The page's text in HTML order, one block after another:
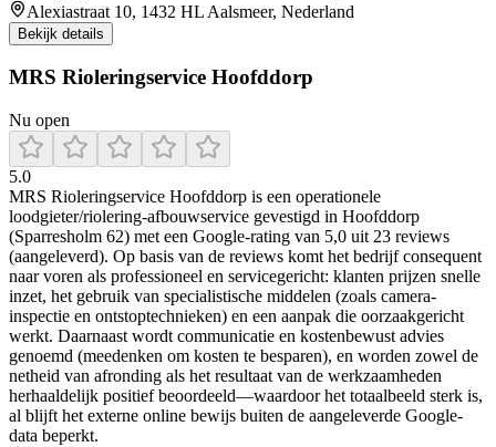
Alexiastraat 10, 1432 HL Aalsmeer, Nederland
Bekijk details
MRS Rioleringservice Hoofddorp
Nu open
5.0
MRS Rioleringservice Hoofddorp is een operationele
loodgieter/riolering-afbouwservice gevestigd in Hoofddorp
(Sparresholm 62) met een Google-rating van 5,0 uit 23 reviews
(aangeleverd). Op basis van de reviews komt het bedrijf consequent
naar voren als professioneel en servicegericht: klanten prijzen snelle
inzet, het gebruik van specialistische middelen (zoals camera-
inspectie en ontstoptechnieken) en een aanpak die oorzaakgericht
werkt. Daarnaast wordt communicatie en kostenbewust advies
genoemd (meedenken om kosten te besparen), en worden zowel de
netheid van afronding als het resultaat van de werkzaamheden
herhaaldelijk positief beoordeeld—waardoor het totaalbeeld sterk is,
al blijft het externe online bewijs buiten de aangeleverde Google-
data beperkt.